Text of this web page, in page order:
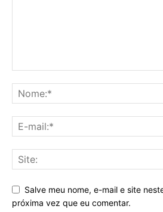
Salve meu nome, e-mail e site
próxima vez que eu comentar.